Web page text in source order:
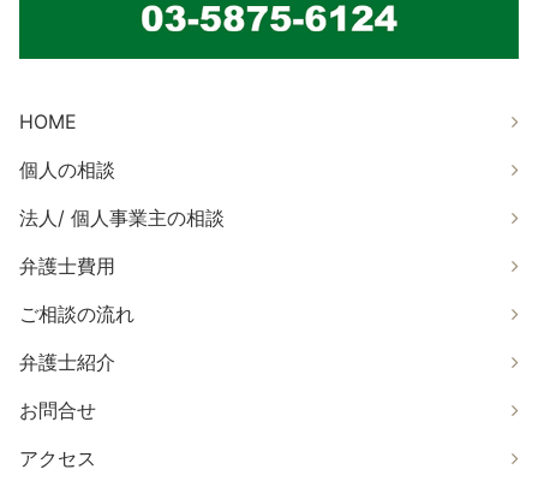
HOME
個人の相談
法人/ 個人事業主の相談
弁護士費用
ご相談の流れ
弁護士紹介
お問合せ
アクセス